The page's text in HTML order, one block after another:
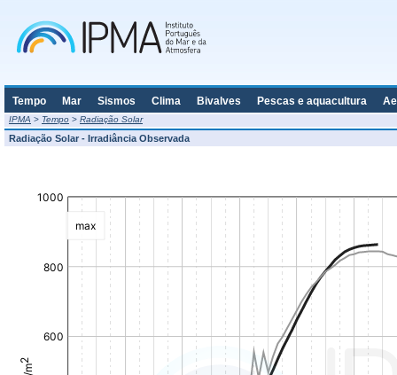
Tempo Mar Sismos Clima Bivalves Pescas e aquacultura
IPMA > Tempo > Radiação Solar
Radiação Solar - Irradiância Observada